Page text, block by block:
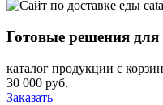
Готовые решения для
каталог продукции с
30 000 руб.
Заказать